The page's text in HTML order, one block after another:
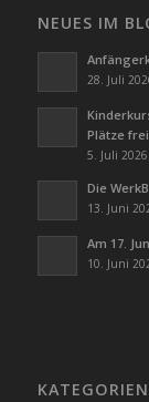
NEUES IM
28. Juli
Plätze frei
5. Juli
Die
13. Juni
Am 17.
10. Juni
KATEGORIEN